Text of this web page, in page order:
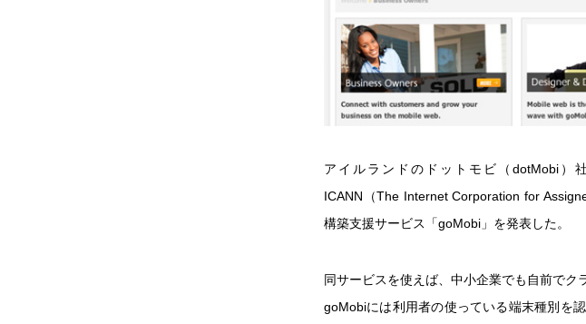
アイルランドのドットモビ（dotMobi）
ICANN（The Internet Corporation for
構築支援サービス「goMobi」を発表した。
同サービスを使えば、中小企業でも自前でク
goMobiには利用者の使っている端末種別を